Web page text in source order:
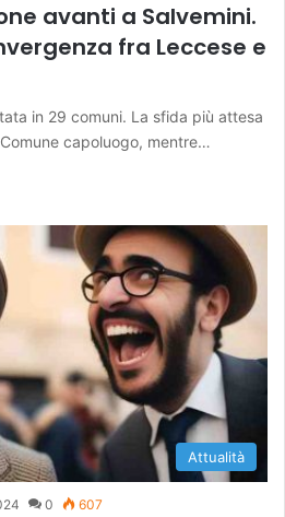
avanti a Salvemini.
fra Leccese e
in 29 comuni. La sfida più attesa
capoluogo, mentre…
Attualità
0 607